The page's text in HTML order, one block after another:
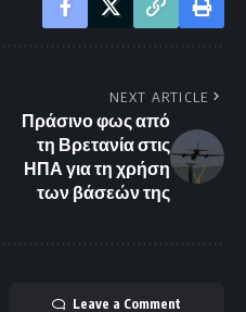
NEXT ARTICLE
Πράσινο φως από
τη Βρετανία στις
ΗΠΑ για τη χρήση
των βάσεών της
Leave a Comment